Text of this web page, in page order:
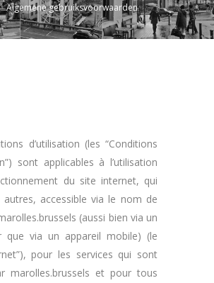
Algemene gebruiksvoorwaarden
d’utilisation (les “Conditions
sont applicables à l’utilisation
du site internet, qui
accessible via le nom de
(aussi bien via un
que via un appareil mobile) (le
pour les services qui sont
marolles.brussels et pour tous